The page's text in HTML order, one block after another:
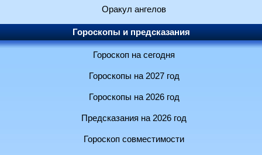
Оракул ангелов
Гороскопы и предсказания
Гороскоп на сегодня
Гороскопы на 2027 год
Гороскопы на 2026 год
Предсказания на 2026 год
Гороскоп совместимости